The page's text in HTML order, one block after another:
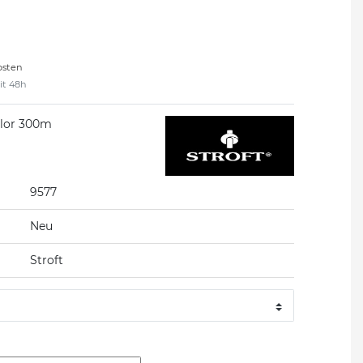
48h
300m
9577
Neu
Stroft